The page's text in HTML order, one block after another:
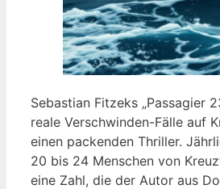
Sebastian Fitzeks „Passagier
reale Verschwinden-Fälle auf
einen packenden Thriller.
20 bis 24 Menschen von
eine Zahl, die der Autor aus